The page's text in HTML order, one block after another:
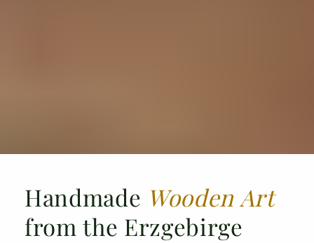
Handmade Wooden Art
from the Erzgebirge